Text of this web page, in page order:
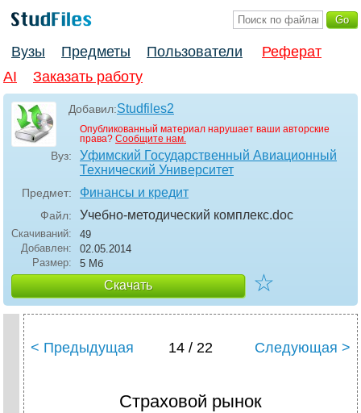
Вузы Предметы Пользователи
Реферат
AI
Заказать работу
Добавил:Studfiles2
Опубликованный материал нарушает ваши авторские
права? Сообщите нам.
Вуз:
Уфимский Государственный Авиационный
Технический Университет
Предмет: Финансы и кредит
Файл: Учебно-методический комплекс.doc
Скачиваний:
49
Добавлен:
02.05.2014
Размер:
5 Мб
Скачать ☆
< Предыдущая 14 / 22 Следующая >
Страховой рынок